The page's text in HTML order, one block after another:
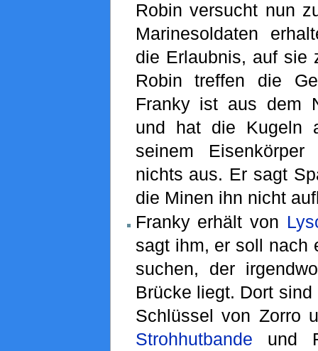
Robin versucht nun
Marinesoldaten
die Erlaubnis, auf sie
Robin treffen die
Franky ist aus dem
und hat die Kugeln
seinem
nichts aus. Er sagt
die Minen ihn nicht
Franky erhält von
sagt ihm, er soll nach
suchen, der
Brücke liegt. Dort
Schlüssel von Zorro
Strohhutbande und